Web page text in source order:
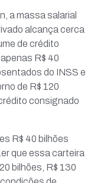
a massa salarial
alcança cerca
de crédito
R$ 40
do INSS e
de R$ 120
consignado
R$ 40 bilhões
que essa carteira
bilhões, R$ 130